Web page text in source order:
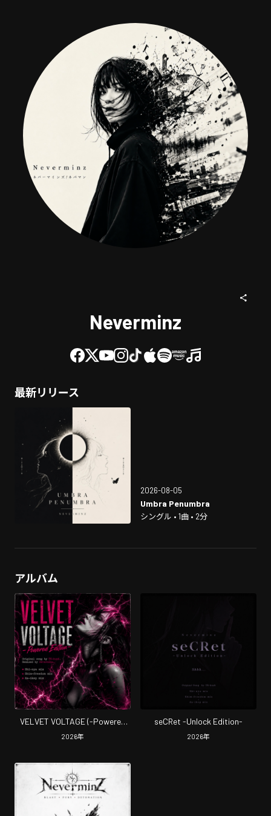
Neverminz
最新リリース
2026-08-05
Umbra Penumbra
シングル • 1曲 • 2分
アルバム
VELVET VOLTAGE (-Powered
Edition-)
2026年
seCRet -Unlock Edition-
2026年